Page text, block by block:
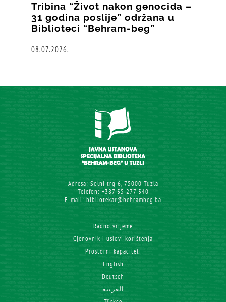
Tribina “Život nakon genocida –
31 godina poslije” održana u
Biblioteci “Behram-beg”
08.07.2026.
Adresa: Solni trg 6, 75000 Tuzla
Telefon: +387 35 277 340
E-mail: bibliotekar@behrambeg.ba
Radno vrijeme
Cjenovnik i uslovi korištenja
Prostorni kapaciteti
English
Deutsch
العربية